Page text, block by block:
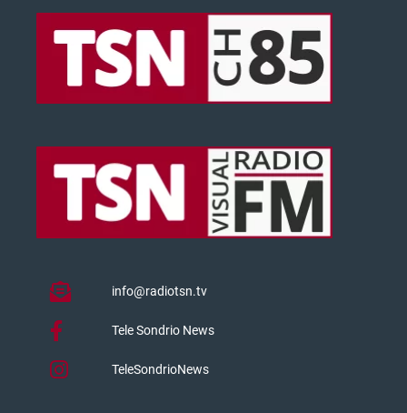
info@radiotsn.tv
Tele Sondrio News
TeleSondrioNews